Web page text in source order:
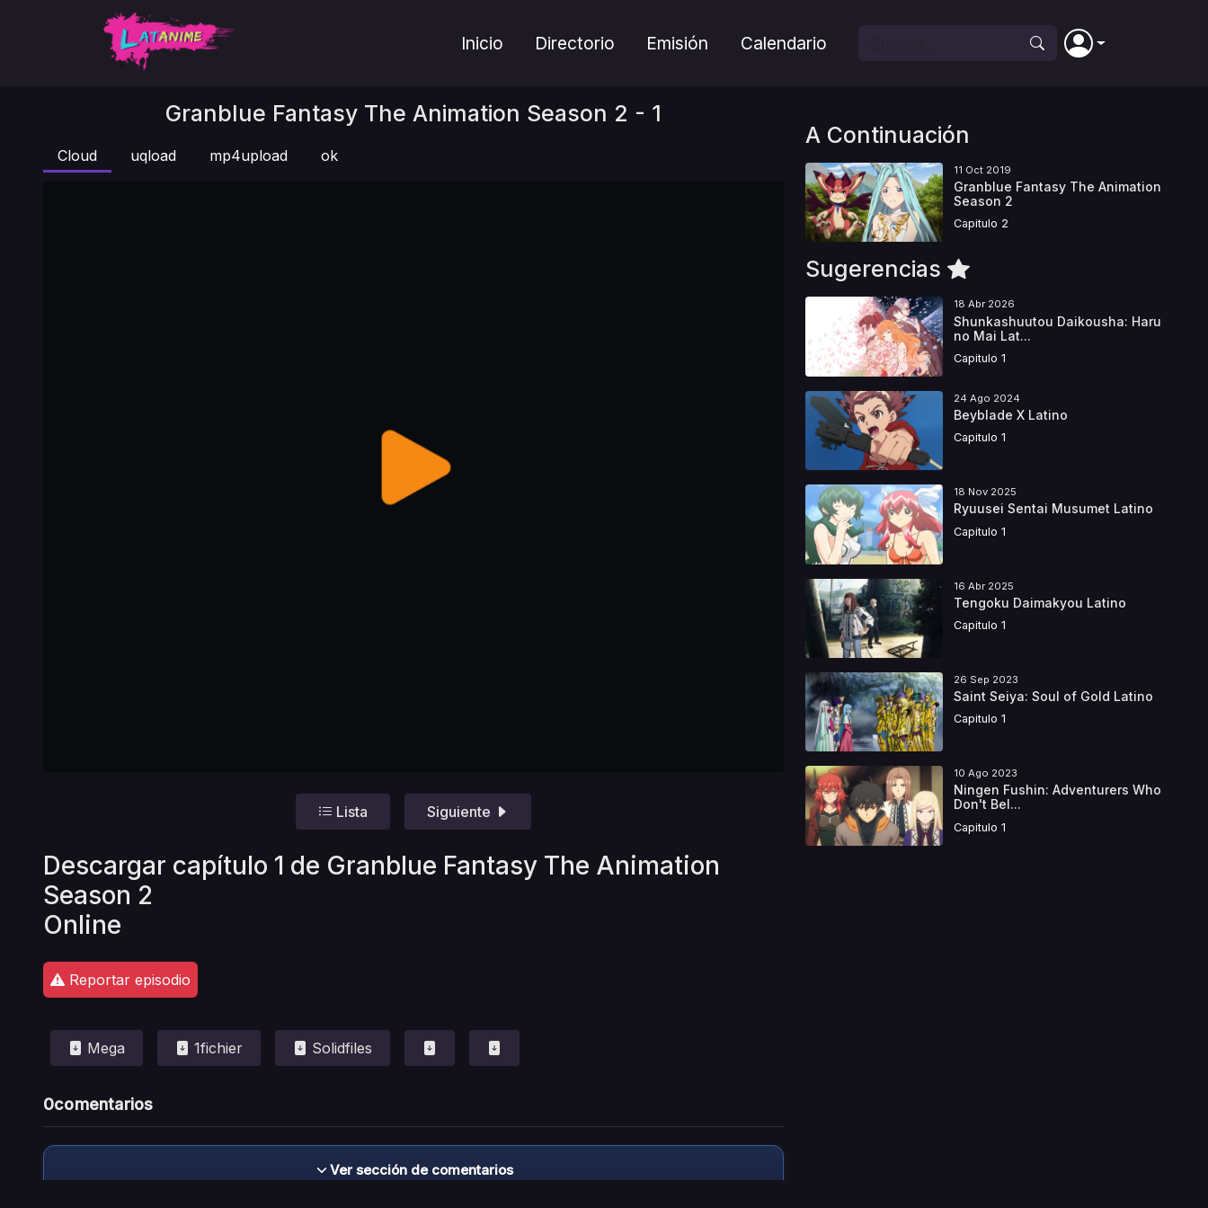
Inicio Directorio Emisión Calendario
Granblue Fantasy The Animation Season 2 - 1
Cloud uqload mp4upload ok
Lista Siguiente
Descargar capítulo 1 de Granblue Fantasy The Animation
Season 2
Online
Reportar episodio
Mega 1fichier Solidfiles
0comentarios
Ver sección de comentarios
A Continuación
11 Oct 2019
Granblue Fantasy The Animation
Season 2
Capitulo 2
Sugerencias
18 Abr 2026
Shunkashuutou Daikousha: Haru
no Mai Lat...
Capitulo 1
24 Ago 2024
Beyblade X Latino
Capitulo 1
18 Nov 2025
Ryuusei Sentai Musumet Latino
Capitulo 1
16 Abr 2025
Tengoku Daimakyou Latino
Capitulo 1
26 Sep 2023
Saint Seiya: Soul of Gold Latino
Capitulo 1
10 Ago 2023
Ningen Fushin: Adventurers Who
Don't Bel...
Capitulo 1